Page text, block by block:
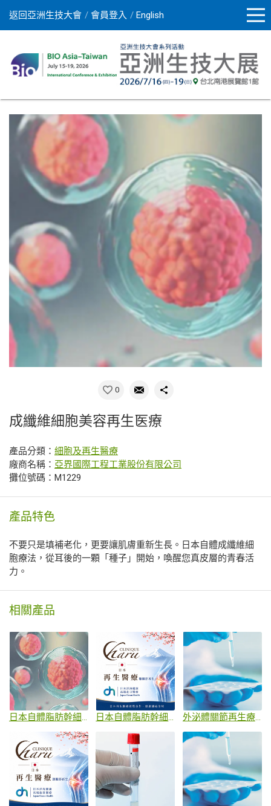
返回亞洲生技大會 會員登入 English
0
成纖維細胞美容再生医療
產品分類： 細胞及再生醫療
廠商名稱： 亞界國際工程工業股份有限公司
攤位號碼：M1229
產品特色
不要只是填補老化，更要讓肌膚重新生長。日本自體成纖維細
胞療法，從耳後的一顆「種子」開始，喚醒您真皮層的青春活
力。
相關產品
日本自體脂肪幹細胞治療退化性關節炎 日本自體脂肪幹細胞治療慢性疼痛 外泌體關節再生療法